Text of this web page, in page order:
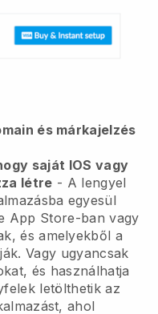
és márkajelzés
saját IOS vagy
létre - A lengyel
egyesül
App Store-ban vagy
és amelyekből a
Vagy ugyancsak
és használhatja
letölthetik az
ahol